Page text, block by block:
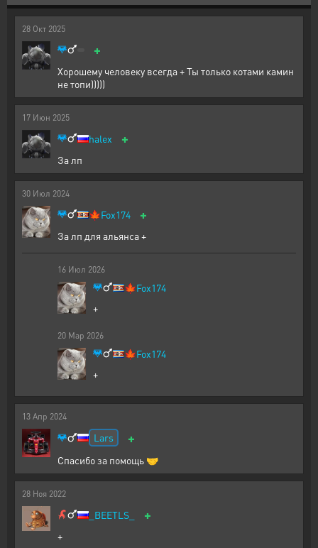
28 Окт 2025
+
Хорошему человеку всегда + Ты только котами камин
не топи)))))
17 Июн 2025
halex +
За лп
30 Июл 2024
🍁Fox174 +
За лп для альянса +
16 Июл 2026
🍁Fox174
+
20 Мар 2026
🍁Fox174
+
13 Апр 2024
Lars +
Спасибо за помощь 🤝
28 Ноя 2022
_BEETLS_ +
+